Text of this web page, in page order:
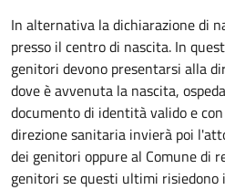
In alternativa la dichiarazione di
presso il centro di nascita. In
genitori devono presentarsi alla
dove è avvenuta la nascita,
documento di identità valido e
direzione sanitaria invierà poi
dei genitori oppure al Comune di
genitori se questi ultimi risiedono